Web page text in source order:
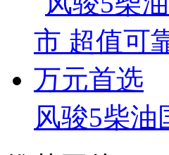
风骏5柴油